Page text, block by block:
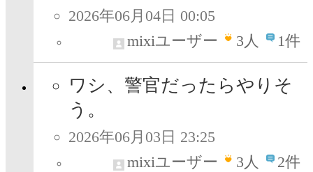
2026年06月04日 00:05
mixiユーザー
3人 1件
ワシ、警官だったらやりそ
う。
2026年06月03日 23:25
mixiユーザー
3人 2件